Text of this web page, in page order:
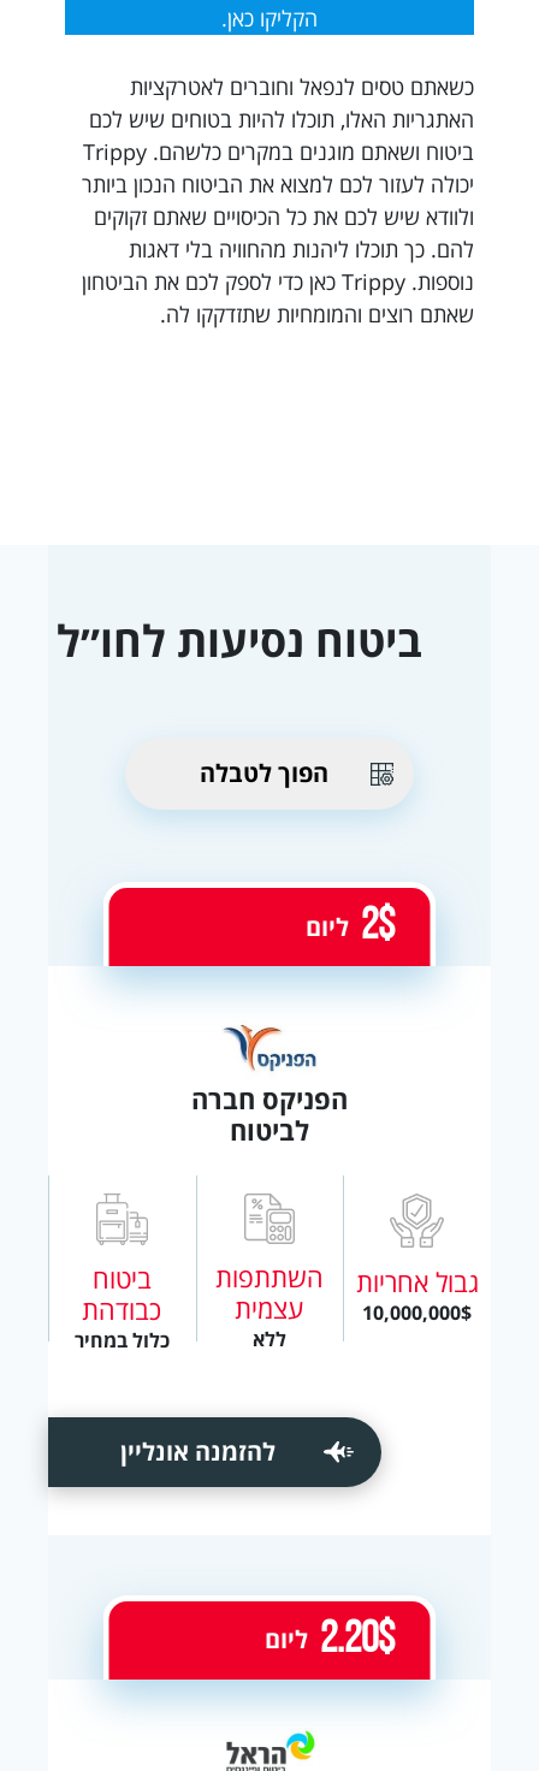
הקליקו כאן.
כשאתם טסים לנפאל וחוברים לאטרקציות
האתגריות האלו, תוכלו להיות בטוחים שיש לכם
ביטוח ושאתם מוגנים במקרים כלשהם. Trippy
יכולה לעזור לכם למצוא את הביטוח הנכון ביותר
ולוודא שיש לכם את כל הכיסויים שאתם זקוקים
להם. כך תוכלו ליהנות מהחוויה בלי דאגות
נוספות. Trippy כאן כדי לספק לכם את הביטחון
שאתם רוצים והמומחיות שתזדקקו לה.
הפוך לטבלה
ביטוח נסיעות לחו״ל
הפניקס חברה
לביטוח
גבול אחריות
10,000,000$
השתתפות
עצמית
ללא
ביטוח
כבודהת
כלול במחיר
2$ ליום
להזמנה אונליין
2.20$ ליום